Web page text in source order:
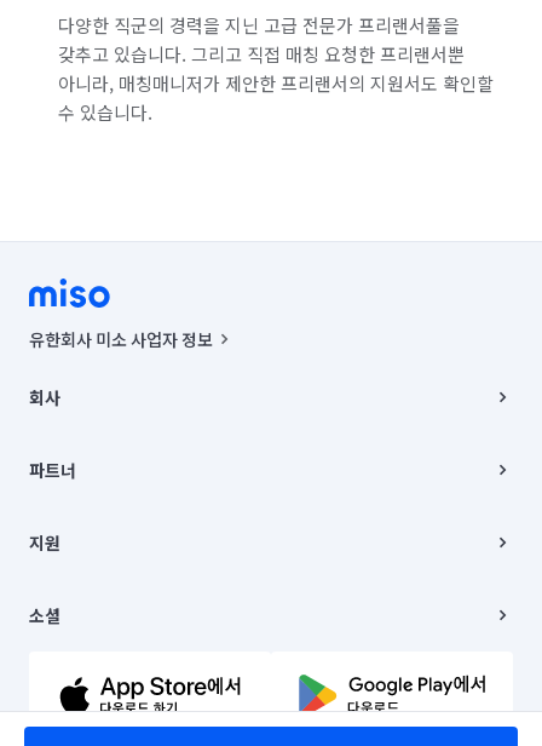
다양한 직군의 경력을 지닌 고급 전문가 프리랜서풀을
갖추고 있습니다. 그리고 직접 매칭 요청한 프리랜서뿐
아니라, 매칭매니저가 제안한 프리랜서의 지원서도 확인할
수 있습니다.
유한회사 미소 사업자 정보
00019 |
주소 | 본사: 서울특별시 종로구 율곡로 6(중학동, 트윈트리빌딩) B동 5층
컨택센터 : 서울특별시 종로구 수송동 율곡로 24, 7층, 8층 미소
상품, 상품정보, 거래에 관한 의무와 책임은 거래당사자에게 있습니다.
언론 보도 관련 문의:
© 유한회사 미소. Miso, Inc. All Rights Reserved.
회사
채용
파트너
이사
지원
이용약관
문의하기
소셜
유튜브